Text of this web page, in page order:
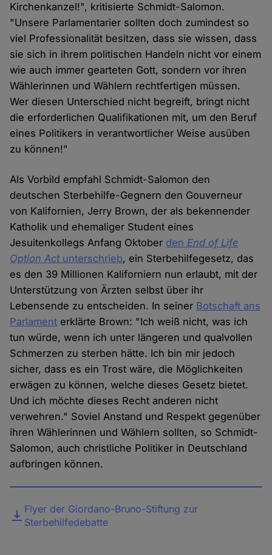
Kirchenkanzel!", kritisierte Schmidt-Salomon.
"Unsere Parlamentarier sollten doch zumindest so
viel Professionalität besitzen, dass sie wissen, dass
sie sich in ihrem politischen Handeln nicht vor einem
wie auch immer gearteten Gott, sondern vor ihren
Wählerinnen und Wählern rechtfertigen müssen.
Wer diesen Unterschied nicht begreift, bringt nicht
die erforderlichen Qualifikationen mit, um den Beruf
eines Politikers in verantwortlicher Weise ausüben
zu können!"
Als Vorbild empfahl Schmidt-Salomon den
deutschen Sterbehilfe-Gegnern den Gouverneur
von Kalifornien, Jerry Brown, der als bekennender
Katholik und ehemaliger Student eines
Jesuitenkollegs Anfang Oktober den End of Life
Option Actunterschrieb, ein Sterbehilfegesetz, das
es den 39 Millionen Kaliforniern nun erlaubt, mit der
Unterstützung von Ärzten selbst über ihr
Lebensende zu entscheiden. In seiner Botschaft ans
Parlament erklärte Brown: "Ich weiß nicht, was ich
tun würde, wenn ich unter längeren und qualvollen
Schmerzen zu sterben hätte. Ich bin mir jedoch
sicher, dass es ein Trost wäre, die Möglichkeiten
erwägen zu können, welche dieses Gesetz bietet.
Und ich möchte dieses Recht anderen nicht
verwehren." Soviel Anstand und Respekt gegenüber
ihren Wählerinnen und Wählern sollten, so Schmidt-
Salomon, auch christliche Politiker in Deutschland
aufbringen können.
DateiFlyer der Giordano-Bruno-Stiftung zur
Sterbehilfedebatte